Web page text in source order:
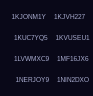
1KJONM1Y 1KJVH227
1KUC7YQ5 1KVUSEU1
1LVWMXC9 1MF16JX6
1NERJOY9 1NIN2DXO